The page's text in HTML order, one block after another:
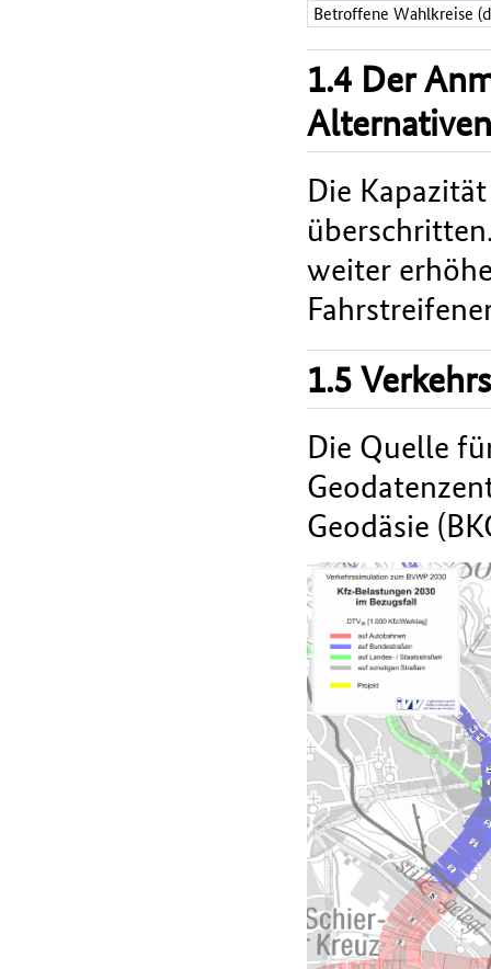
Betroffene Wahlkreise
1.4 Der
Die
weiter
1.5
Die Quelle
Geodäsie